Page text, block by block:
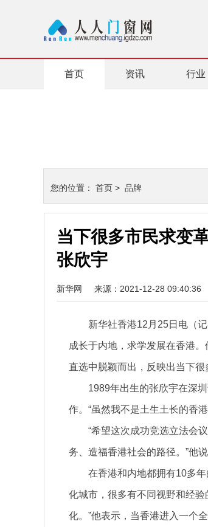
首页 资讯 行业
您的位置： 首页 > 品牌
当下很多市民求变
张欣宇
新华网 来源：2021-12-28 09:40:36
新华社香港12月25日电（
成长于内地，求学发展在香港
直选中脱颖而出，反映出当下很
1989年出生的张欣宇在深
作。“虽然我不是土生土长的香
“希望这次成功竞选立法会
务、造福香港社会的路径。”他说
在香港和内地都拥有10多
化城市，很多有不同视野和经
化。”他表示，当香港进入一个